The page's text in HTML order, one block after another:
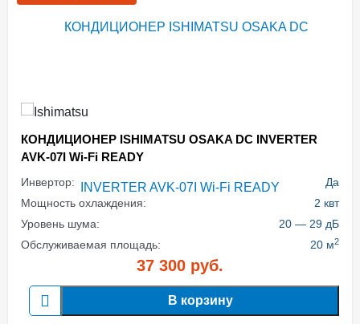
КОНДИЦИОНЕР ISHIMATSU OSAKA DC INVERTER
AVK-07I Wi-Fi READY
Инвертор:
Да
Мощность охлаждения:
2 квт
Уровень шума:
20 — 29 дБ
Обслуживаемая площадь:
20 м2
37 300 руб.
В корзину